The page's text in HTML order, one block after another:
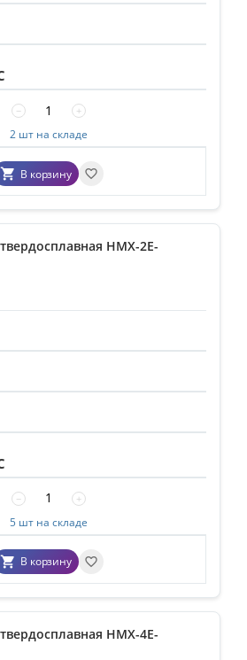
+
−
2 шт на складе
В корзину
HMX-2E-
+
−
5 шт на складе
В корзину
HMX-4E-